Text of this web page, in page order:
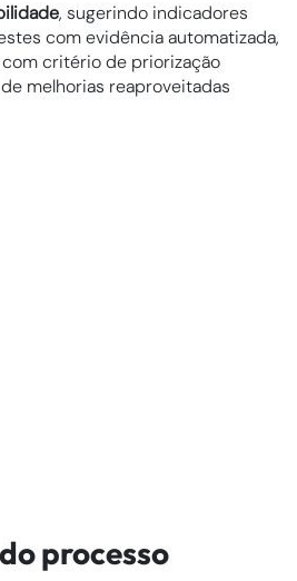
, sugerindo indicadores
com evidência automatizada,
critério de priorização
melhorias reaproveitadas
processo